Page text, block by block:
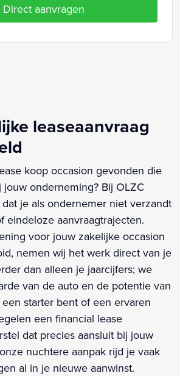
Direct aanvragen
leaseaanvraag
koop occasion gevonden die
onderneming? Bij OLZC
je als ondernemer niet verzandt
eindeloze aanvraagtrajecten.
voor jouw zakelijke occasion
nemen wij het werk direct van je
dan alleen je jaarcijfers; we
van de auto en de potentie van
starter bent of een ervaren
een financial lease
dat precies aansluit bij jouw
nuchtere aanpak rijd je vaak
al in je nieuwe aanwinst.